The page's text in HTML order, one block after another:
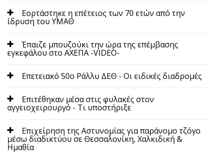
Εορτάστηκε η επέτειος των 70 ετών από την
ίδρυση του ΥΜΑΘ
Έπαιζε μπουζούκι την ώρα της επέμβασης
εγκεφάλου στο ΑΧΕΠΑ -VIDEO-
Επετειακό 50ο Ράλλυ ΔΕΘ - Οι ειδικές διαδρομές
Επιτέθηκαν μέσα στις φυλακές στον
αγγειοχειρουργό - Τι υποστήριξε
Επιχείρηση της Αστυνομίας για παράνομο τζόγο
μέσω διαδικτύου σε Θεσσαλονίκη, Χαλκιδική &
Ημαθία